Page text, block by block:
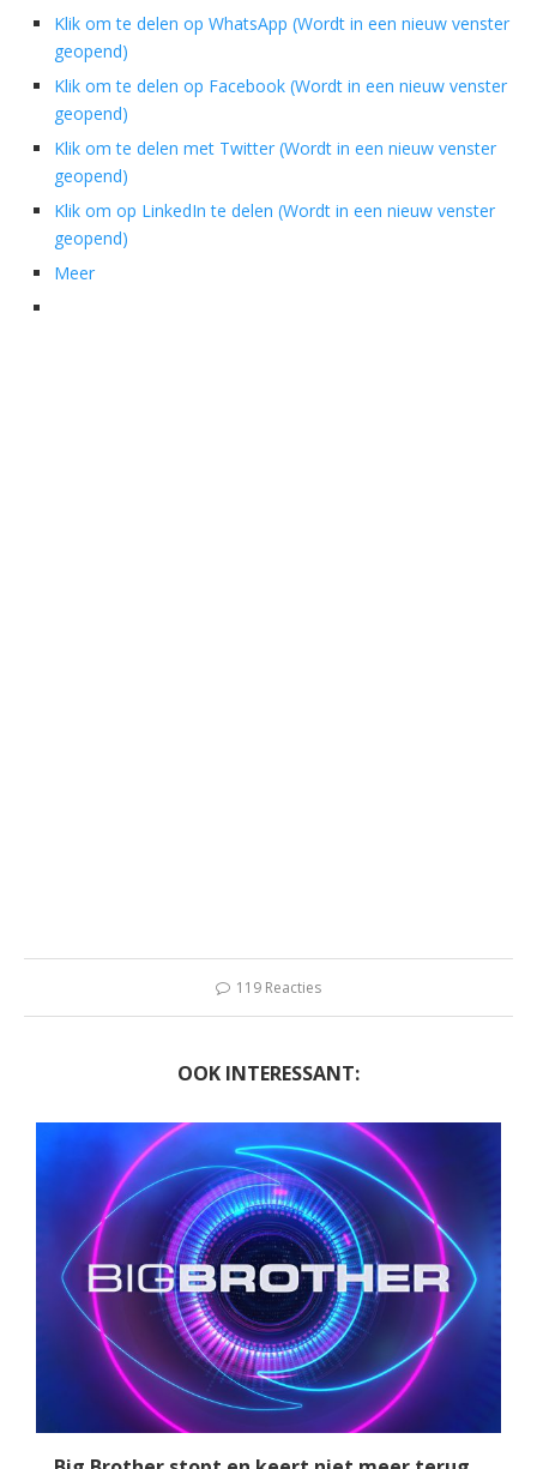
Klik om te delen op WhatsApp (Wordt in een nieuw venster
geopend)
Klik om te delen op Facebook (Wordt in een nieuw venster
geopend)
Klik om te delen met Twitter (Wordt in een nieuw venster
geopend)
Klik om op LinkedIn te delen (Wordt in een nieuw venster
geopend)
Meer
119 Reacties
OOK INTERESSANT: